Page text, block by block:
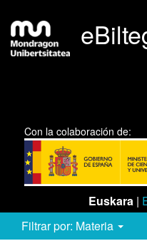
Con la colaboración de:
Euskara |
Filtrar por: Materia